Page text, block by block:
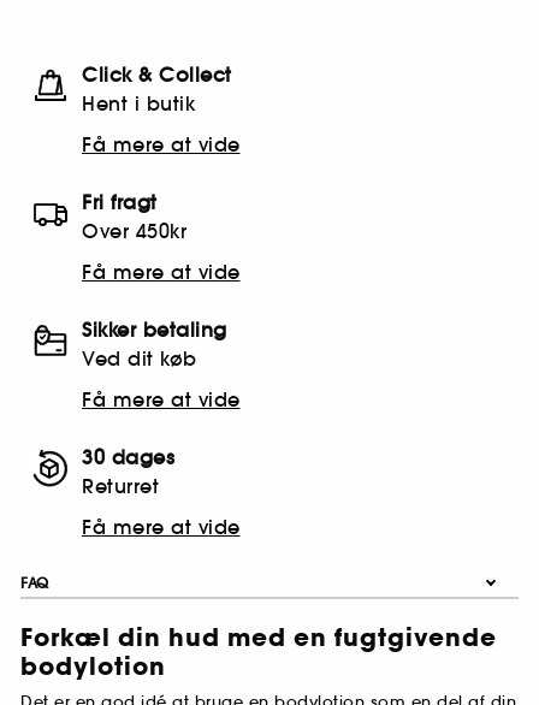
Click & Collect
Hent i butik
Få mere at vide
Fri fragt
Over 450kr
Få mere at vide
Sikker betaling
Ved dit køb
Få mere at vide
30 dages
Returret
Få mere at vide
FAQ
Forkæl din hud med en fugtgivende
bodylotion